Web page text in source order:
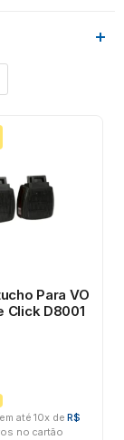
Para VO
Click D8001
até 10x deR$
no cartão